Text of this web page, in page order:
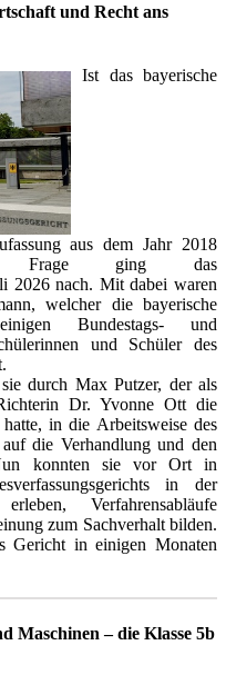
und Recht ans
Ist das bayerische
aus dem Jahr 2018
Frage ging das
2026 nach. Mit dabei waren
welcher die bayerische
Bundestags- und
und Schüler des
durch Max Putzer, der als
Dr. Yvonne Ott die
in die Arbeitsweise des
die Verhandlung und den
konnten sie vor Ort in
in der
Verfahrensabläufe
zum Sachverhalt bilden.
Gericht in einigen Monaten
Maschinen – die Klasse 5b